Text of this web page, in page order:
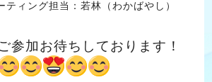
ティング担当：若林（わかばやし）
参加お待ちしております！